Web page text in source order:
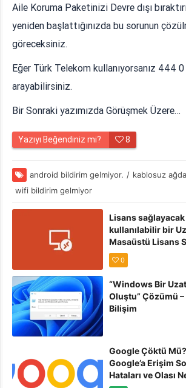
Aile Koruma Paketinizi Devre dışı
yeniden başlattığınızda bu sorunun
göreceksiniz.
Eğer Türk Telekom kullanıyorsanız 444 0
arayabilirsiniz.
Bir Sonraki yazımızda Görüşmek Üzere…
Yazıyı Beğendiniz mi? 8
android bildirim gelmiyor. / kablosuz
wifi bildirim gelmiyor
Lisans sağlayacak
kullanılabilir bir
Masaüstü Lisans
olmadığından”
Çözümü
0
“Windows Bir
Oluştu” Çözümü
Bilişim
Google Çöktü
Google’a Erişim
Hataları ve Olası